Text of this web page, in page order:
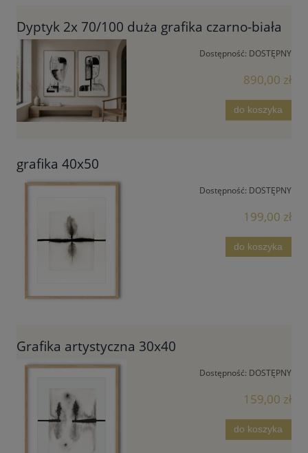
Dyptyk 2x 70/100 duża grafika czarno-biała
Dostępność: DOSTĘPNY
890,00 zł
do koszyka
grafika 40x50
Dostępność: DOSTĘPNY
199,00 zł
do koszyka
Grafika artystyczna 30x40
Dostępność: DOSTĘPNY
159,00 zł
do koszyka